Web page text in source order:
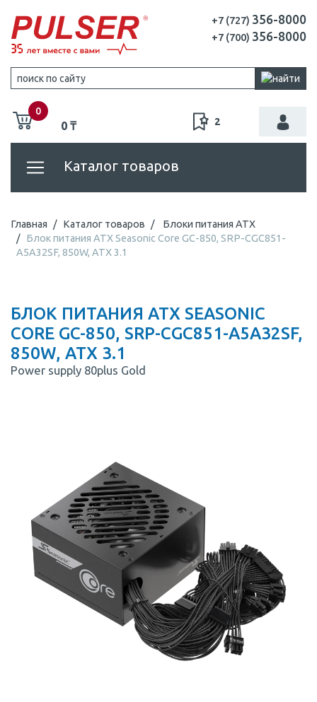
+7 (727) 356-8000
+7 (700) 356-8000
0
0 ₸ 2
Каталог товаров
Главная Каталог товаров
Блоки питания ATX
Блок питания ATX Seasonic Core GC-850, SRP-CGC851-
A5A32SF, 850W, ATX 3.1
БЛОК ПИТАНИЯ ATX SEASONIC
CORE GC-850, SRP-CGC851-A5A32SF,
850W, ATX 3.1
Power supply 80plus Gold